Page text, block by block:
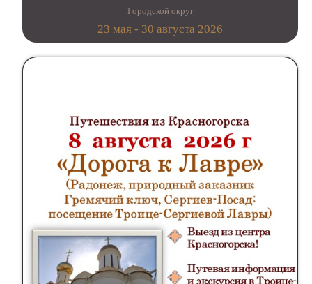
Городской округ
23 мая - 30 августа 2026